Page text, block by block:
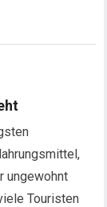
ungewohnt
Touristen